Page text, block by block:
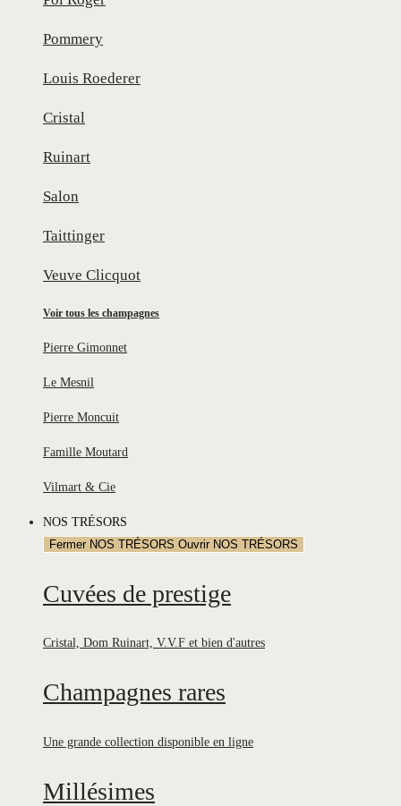
Pommery
Louis Roederer
Cristal
Ruinart
Salon
Taittinger
Veuve Clicquot
Voir tous les champagnes
Pierre Gimonnet
Le Mesnil
Pierre Moncuit
Famille Moutard
Vilmart & Cie
NOS TRÉSORS
Fermer NOS TRÉSORS Ouvrir NOS TRÉSORS
Cuvées de prestige
Cristal, Dom Ruinart, V.V.F et bien d'autres
Champagnes rares
Une grande collection disponible en ligne
Millésimes